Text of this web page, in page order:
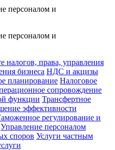
персоналом и
персоналом и
налогов, права, управления
бизнеса НДС и акцизы
планирование Налоговое
сопровождение
функции Трансфертное
эффективности
регулирование и
Управление персоналом
споров Услуги частным